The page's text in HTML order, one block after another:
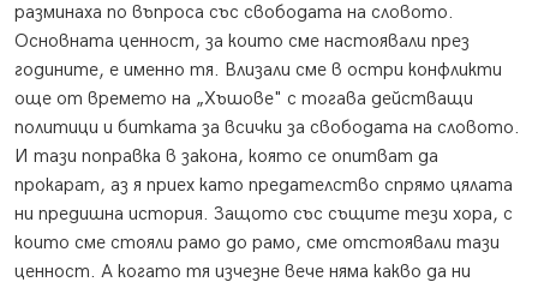
разминаха по въпроса със свободата на словото.
Основната ценност, за които сме настоявали през
годините, е именно тя. Влизали сме в остри конфликти
още от времето на „Хъшове" с тогава действащи
политици и битката за всички за свободата на словото.
И тази поправка в закона, която се опитват да
прокарат, аз я приех като предателство спрямо цялата
ни предишна история. Защото със същите тези хора, с
които сме стояли рамо до рамо, сме отстоявали тази
ценност. А когато тя изчезне вече няма какво да ни